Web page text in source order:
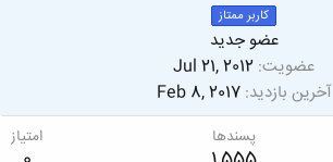
کاربر ممتاز
عضو جدید
عضویت Jul 21, 2012
آخرین بازدید Feb 8, 2017
پسندها امتیاز